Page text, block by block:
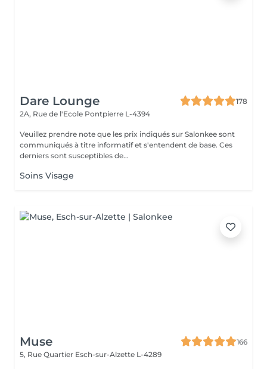
Dare Lounge
178
2A, Rue de l'Ecole Pontpierre L-4394
Veuillez prendre note que les prix indiqués sur Salonkee sont
communiqués à titre informatif et s'entendent de base. Ces
derniers sont susceptibles de...
Soins Visage
Muse
166
5, Rue Quartier Esch-sur-Alzette L-4289